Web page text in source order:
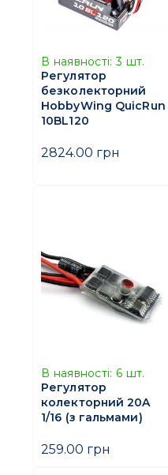
В наявності: 3 шт.
Регулятор
безколекторний
HobbyWing QuicRun
10BL120
2824.00 грн
В наявності: 6 шт.
Регулятор
колекторний 20A
1/16 (з гальмами)
259.00 грн